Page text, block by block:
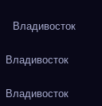
Владивосток
Владивосток
Владивосток